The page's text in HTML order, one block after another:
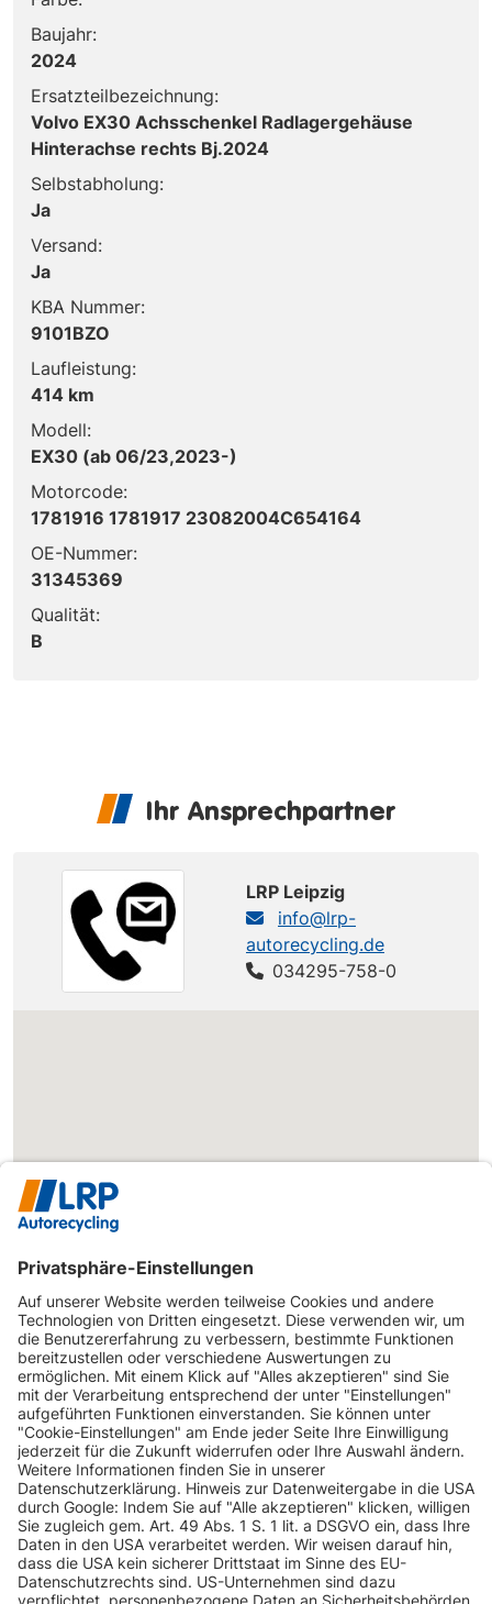
Baujahr:
2024
Ersatzteilbezeichnung:
Volvo EX30 Achsschenkel Radlagergehäuse
Hinterachse rechts Bj.2024
Selbstabholung:
Ja
Versand:
Ja
KBA Nummer:
9101BZO
Laufleistung:
414 km
Modell:
EX30 (ab 06/23,2023-)
Motorcode:
1781916 1781917 23082004C654164
OE-Nummer:
31345369
Qualität:
B
Ihr Ansprechpartner
LRP Leipzig
info@lrp-
autorecycling.de
034295-758-0
INFORMATIONEN
KUNDENSERVICE
INFORMATIONEN